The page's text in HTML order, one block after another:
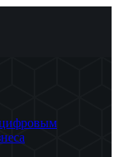
цифровым